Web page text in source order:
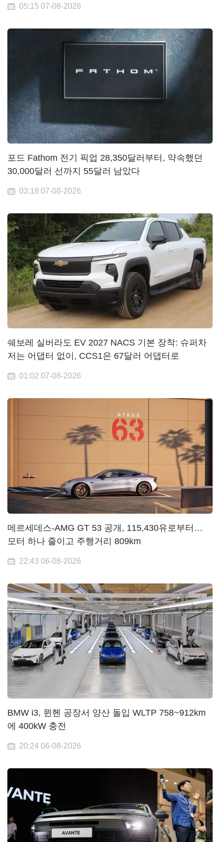
05:15 07-08-2026
포드 Fathom 전기 픽업 28,350달러부터, 약속했던
30,000달러 선까지 55달러 남았다
03:18 07-08-2026
쉐보레 실버라도 EV 2027 NACS 기본 장착: 슈퍼차
저는 어댑터 없이, CCS1은 67달러 어댑터로
01:02 07-08-2026
메르세데스-AMG GT 53 공개, 115,430유로부터…
모터 하나 줄이고 주행거리 809km
22:43 06-08-2026
BMW i3, 뮌헨 공장서 양산 돌입 WLTP 758~912km
에 400kW 충전
20:24 06-08-2026